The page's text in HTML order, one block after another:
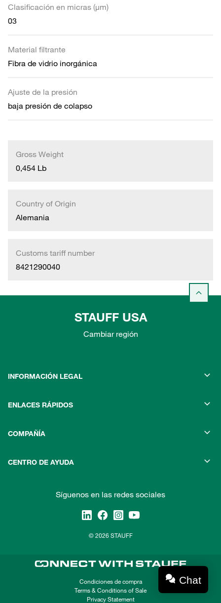
Clasificación en micras (µm)
03
Material filtrante
Fibra de vidrio inorgánica
Ajuste de la presión
baja presión de colapso
Gross Weight
0,454 Lb
Country of Origin
Alemania
Customs tariff number
8421290040
STAUFF USA
Cambiar región
INFORMACIÓN LEGAL
ENLACES RÁPIDOS
COMPAÑÍA
CENTRO DE AYUDA
Síguenos en las redes sociales
© 2026 STAUFF
Condiciones de compra
Terms & Conditions of Sale
Privacy Statement
Chat